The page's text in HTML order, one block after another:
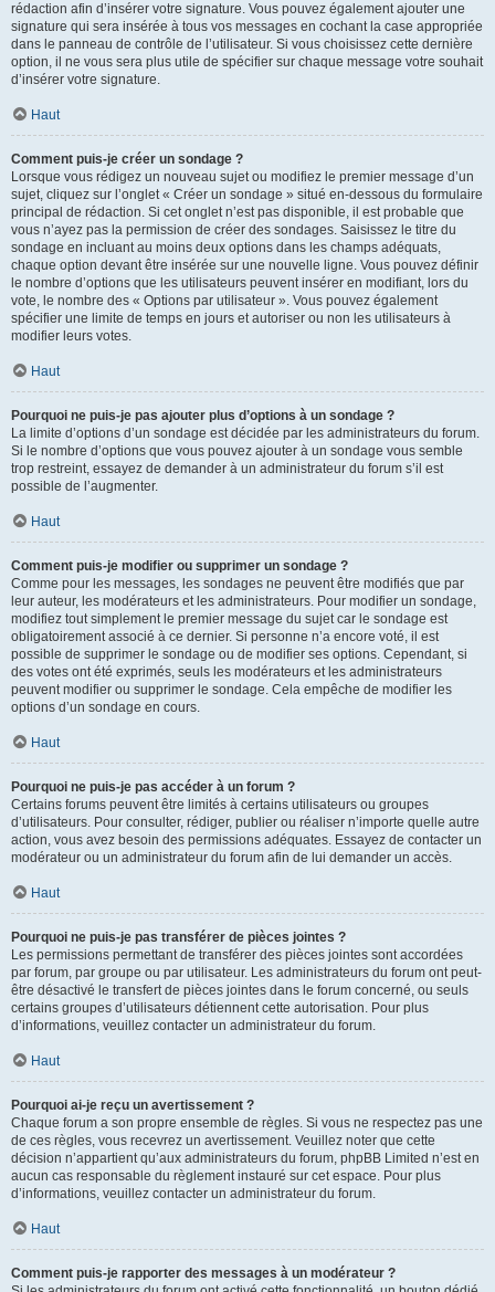
rédaction afin d’insérer votre signature. Vous pouvez également ajouter une
signature qui sera insérée à tous vos messages en cochant la case appropriée
dans le panneau de contrôle de l’utilisateur. Si vous choisissez cette dernière
option, il ne vous sera plus utile de spécifier sur chaque message votre souhait
d’insérer votre signature.
Haut
Comment puis-je créer un sondage ?
Lorsque vous rédigez un nouveau sujet ou modifiez le premier message d’un
sujet, cliquez sur l’onglet « Créer un sondage » situé en-dessous du formulaire
principal de rédaction. Si cet onglet n’est pas disponible, il est probable que
vous n’ayez pas la permission de créer des sondages. Saisissez le titre du
sondage en incluant au moins deux options dans les champs adéquats,
chaque option devant être insérée sur une nouvelle ligne. Vous pouvez définir
le nombre d’options que les utilisateurs peuvent insérer en modifiant, lors du
vote, le nombre des « Options par utilisateur ». Vous pouvez également
spécifier une limite de temps en jours et autoriser ou non les utilisateurs à
modifier leurs votes.
Haut
Pourquoi ne puis-je pas ajouter plus d’options à un sondage ?
La limite d’options d’un sondage est décidée par les administrateurs du forum.
Si le nombre d’options que vous pouvez ajouter à un sondage vous semble
trop restreint, essayez de demander à un administrateur du forum s’il est
possible de l’augmenter.
Haut
Comment puis-je modifier ou supprimer un sondage ?
Comme pour les messages, les sondages ne peuvent être modifiés que par
leur auteur, les modérateurs et les administrateurs. Pour modifier un sondage,
modifiez tout simplement le premier message du sujet car le sondage est
obligatoirement associé à ce dernier. Si personne n’a encore voté, il est
possible de supprimer le sondage ou de modifier ses options. Cependant, si
des votes ont été exprimés, seuls les modérateurs et les administrateurs
peuvent modifier ou supprimer le sondage. Cela empêche de modifier les
options d’un sondage en cours.
Haut
Pourquoi ne puis-je pas accéder à un forum ?
Certains forums peuvent être limités à certains utilisateurs ou groupes
d’utilisateurs. Pour consulter, rédiger, publier ou réaliser n’importe quelle autre
action, vous avez besoin des permissions adéquates. Essayez de contacter un
modérateur ou un administrateur du forum afin de lui demander un accès.
Haut
Pourquoi ne puis-je pas transférer de pièces jointes ?
Les permissions permettant de transférer des pièces jointes sont accordées
par forum, par groupe ou par utilisateur. Les administrateurs du forum ont peut-
être désactivé le transfert de pièces jointes dans le forum concerné, ou seuls
certains groupes d’utilisateurs détiennent cette autorisation. Pour plus
d’informations, veuillez contacter un administrateur du forum.
Haut
Pourquoi ai-je reçu un avertissement ?
Chaque forum a son propre ensemble de règles. Si vous ne respectez pas une
de ces règles, vous recevrez un avertissement. Veuillez noter que cette
décision n’appartient qu’aux administrateurs du forum, phpBB Limited n’est en
aucun cas responsable du règlement instauré sur cet espace. Pour plus
d’informations, veuillez contacter un administrateur du forum.
Haut
Comment puis-je rapporter des messages à un modérateur ?